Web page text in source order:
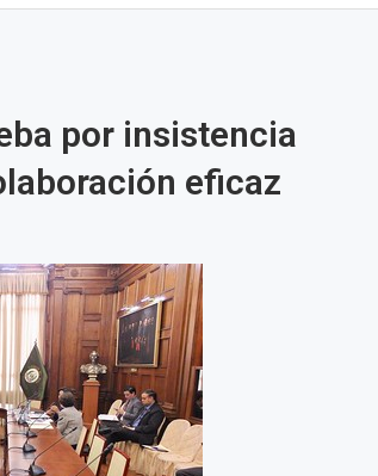
por insistencia
eficaz